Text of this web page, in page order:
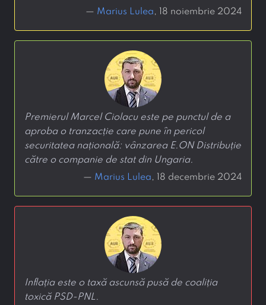
— Marius Lulea, 18 noiembrie 2024
Premierul Marcel Ciolacu este pe punctul de a
aproba o tranzacție care pune în pericol
securitatea națională: vânzarea E.ON Distribuție
către o companie de stat din Ungaria.
— Marius Lulea, 18 decembrie 2024
Inflația este o taxă ascunsă pusă de coaliția
toxică PSD-PNL.